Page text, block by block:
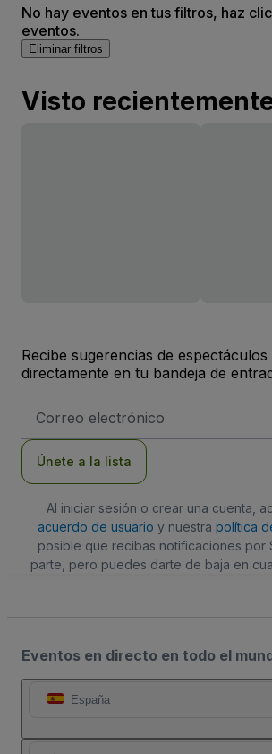
No hay eventos en tus filtros, haz
eventos.
Eliminar filtros
Visto
Recibe sugerencias de
directamente en tu bandeja de
de
Únete a la lista
Al iniciar sesión o crear una cuenta,
acuerdo de usuario y nuestra política
posible que recibas notificaciones por
parte, pero puedes darte de baja en
Eventos en directo en todo el
España